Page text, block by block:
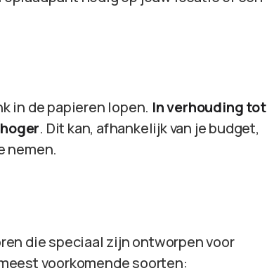
in de papieren lopen. In verhouding tot
. Dit kan, afhankelijk van je budget,
nemen.
die speciaal zijn ontworpen voor
voorkomende soorten: